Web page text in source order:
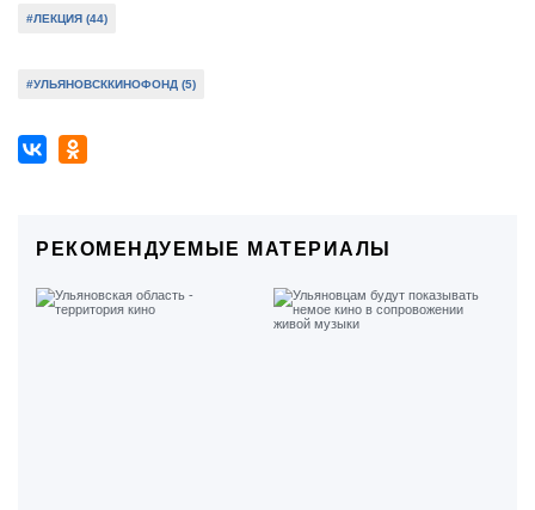
#ЛЕКЦИЯ (44)
#УЛЬЯНОВСККИНОФОНД (5)
РЕКОМЕНДУЕМЫЕ МАТЕРИАЛЫ